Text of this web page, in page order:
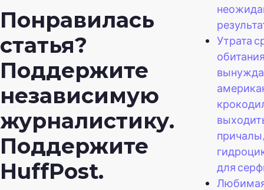
Понравилась
статья?
Поддержите
независимую
журналистику.
Поддержите
HuffPost.
Утрата
для